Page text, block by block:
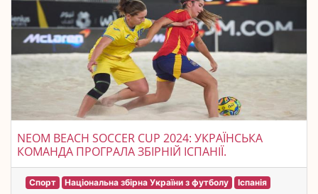
NEOM BEACH SOCCER CUP 2024: УКРАЇНСЬКА
КОМАНДА ПРОГРАЛА ЗБІРНІЙ ІСПАНІЇ.
Спорт Національна збірна України з футболу Іспанія